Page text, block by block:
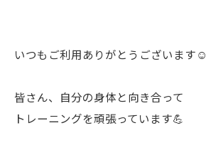
いつもご利用ありがとうございます☺️
皆さん、自分の身体と向き合って
トレーニングを頑張っています💪